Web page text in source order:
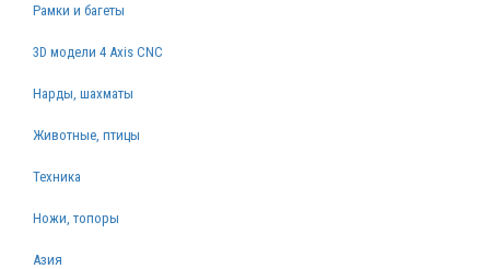
Рамки и багеты
3D модели 4 Axis CNC
Нарды, шахматы
Животные, птицы
Техника
Ножи, топоры
Азия